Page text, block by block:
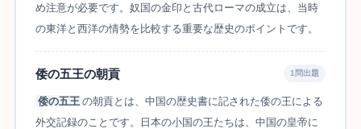
め注意が必要です。奴国の金印と古代ローマの成立は、当時
の東洋と西洋の情勢を比較する重要な歴史のポイントです。
倭の五王の朝貢 1問出題
倭の五王 の朝貢とは、中国の歴史書に記された倭の王による
外交記録のことです。日本の小国の王たちは、中国の皇帝に